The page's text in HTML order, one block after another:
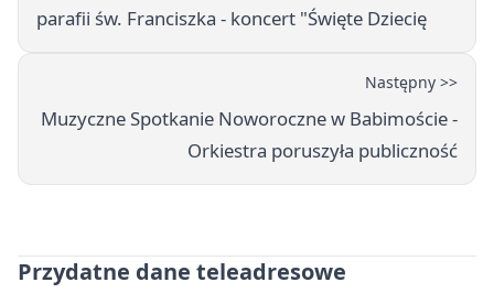
parafii św. Franciszka - koncert "Święte Dziecię
Następny >>
Muzyczne Spotkanie Noworoczne w Babimoście -
Orkiestra poruszyła publiczność
Przydatne dane teleadresowe